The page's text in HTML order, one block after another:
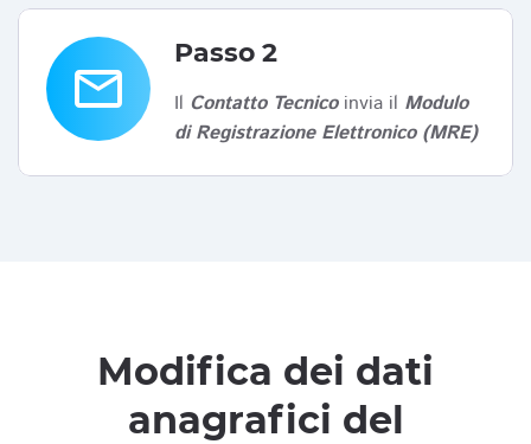
email
Passo 2
Il Contatto Tecnicoinvia il Modulo
di Registrazione Elettronico (MRE)
Modifica dei dati
anagrafici del